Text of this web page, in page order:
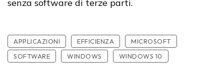
senza software di terze parti.
APPLICAZIONI EFFICIENZA
MICROSOFT
SOFTWARE
WINDOWS WINDOWS 10